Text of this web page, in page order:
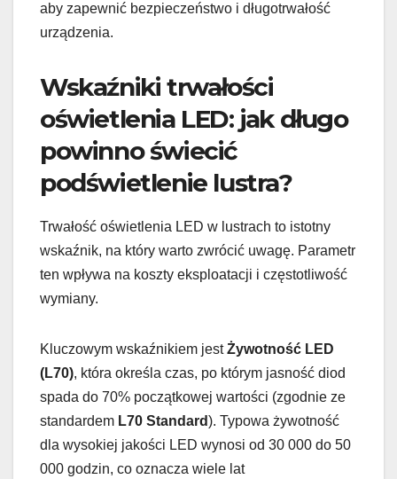
aby zapewnić bezpieczeństwo i długotrwałość
urządzenia.
Wskaźniki trwałości
oświetlenia LED: jak długo
powinno świecić
podświetlenie lustra?
Trwałość oświetlenia LED w lustrach to istotny
wskaźnik, na który warto zwrócić uwagę. Parametr
ten wpływa na koszty eksploatacji i częstotliwość
wymiany.
Kluczowym wskaźnikiem jestŻywotność LED
(L70), która określa czas, po którym jasność diod
spada do 70% początkowej wartości (zgodnie ze
standardem L70 Standard). Typowa żywotność
dla wysokiej jakości LED wynosi od 30 000 do 50
000 godzin, co oznacza wiele lat